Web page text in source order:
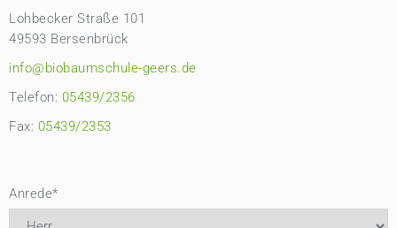
Lohbecker Straße 101
49593 Bersenbrück
info@biobaumschule-geers.de
Telefon: 05439/2356
Fax: 05439/2353
Anrede*